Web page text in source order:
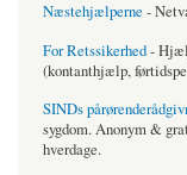
Næstehjælperne -
For Retssikerhed-
(kontanthjælp,
SINDs
sygdom. Anonym &
hverdage.